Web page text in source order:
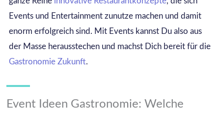
Events und Entertainment zunutze machen und damit
enorm erfolgreich sind. Mit Events kannst Du also aus
der Masse herausstechen und machst Dich bereit für die
Gastronomie Zukunft.
Event Ideen Gastronomie: Welche